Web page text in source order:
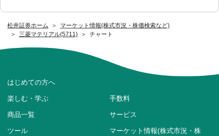
松井証券ホーム
マーケット情報(株式市況・株価検索など)
三菱マテリアル(5711)
チャート
はじめての方へ
楽しむ・学ぶ 手数料
商品一覧 サービス
ツール
マーケット情報(株式市況・株